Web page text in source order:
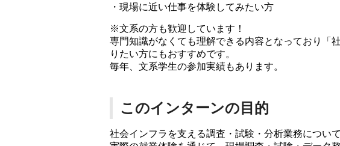
・現場に近い仕事を体験してみたい方
※文系の方も歓迎しています！
専門知識がなくても理解できる内容となっており「
りたい方にもおすすめです。
毎年、文系学生の参加実績もあります。
このインターンの目的
社会インフラを支える調査・試験・分析業務につい